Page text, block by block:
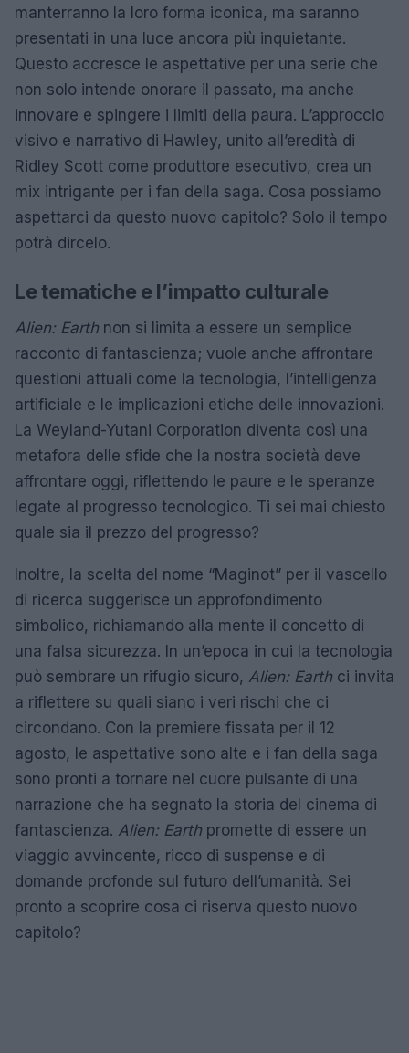
manterranno la loro forma iconica, ma saranno
presentati in una luce ancora più inquietante.
Questo accresce le aspettative per una serie che
non solo intende onorare il passato, ma anche
innovare e spingere i limiti della paura. L’approccio
visivo e narrativo di Hawley, unito all’eredità di
Ridley Scott come produttore esecutivo, crea un
mix intrigante per i fan della saga. Cosa possiamo
aspettarci da questo nuovo capitolo? Solo il tempo
potrà dircelo.
Le tematiche e l’impatto culturale
Alien: Earth non si limita a essere un semplice
racconto di fantascienza; vuole anche affrontare
questioni attuali come la tecnologia, l’intelligenza
artificiale e le implicazioni etiche delle innovazioni.
La Weyland-Yutani Corporation diventa così una
metafora delle sfide che la nostra società deve
affrontare oggi, riflettendo le paure e le speranze
legate al progresso tecnologico. Ti sei mai chiesto
quale sia il prezzo del progresso?
Inoltre, la scelta del nome “Maginot” per il vascello
di ricerca suggerisce un approfondimento
simbolico, richiamando alla mente il concetto di
una falsa sicurezza. In un’epoca in cui la tecnologia
può sembrare un rifugio sicuro, Alien: Earth ci invita
a riflettere su quali siano i veri rischi che ci
circondano. Con la premiere fissata per il 12
agosto, le aspettative sono alte e i fan della saga
sono pronti a tornare nel cuore pulsante di una
narrazione che ha segnato la storia del cinema di
fantascienza. Alien: Earth promette di essere un
viaggio avvincente, ricco di suspense e di
domande profonde sul futuro dell’umanità. Sei
pronto a scoprire cosa ci riserva questo nuovo
capitolo?